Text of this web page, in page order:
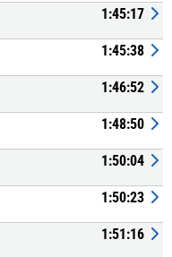
1:45:17
1:45:38
1:46:52
1:48:50
1:50:04
1:50:23
1:51:16